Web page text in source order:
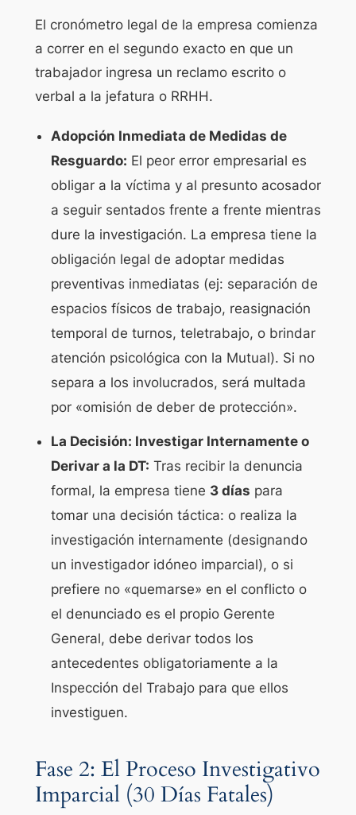
El cronómetro legal de la empresa comienza
a correr en el segundo exacto en que un
trabajador ingresa un reclamo escrito o
verbal a la jefatura o RRHH.
Adopción Inmediata de Medidas de
Resguardo: El peor error empresarial es
obligar a la víctima y al presunto acosador
a seguir sentados frente a frente mientras
dure la investigación. La empresa tiene la
obligación legal de adoptar medidas
preventivas inmediatas (ej: separación de
espacios físicos de trabajo, reasignación
temporal de turnos, teletrabajo, o brindar
atención psicológica con la Mutual). Si no
separa a los involucrados, será multada
por «omisión de deber de protección».
La Decisión: Investigar Internamente o
Derivar a la DT: Tras recibir la denuncia
formal, la empresa tiene 3 días para
tomar una decisión táctica: o realiza la
investigación internamente (designando
un investigador idóneo imparcial), o si
prefiere no «quemarse» en el conflicto o
el denunciado es el propio Gerente
General, debe derivar todos los
antecedentes obligatoriamente a la
Inspección del Trabajo para que ellos
investiguen.
Fase 2: El Proceso Investigativo
Imparcial (30 Días Fatales)